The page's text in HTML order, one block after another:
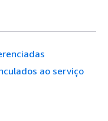
ao serviço